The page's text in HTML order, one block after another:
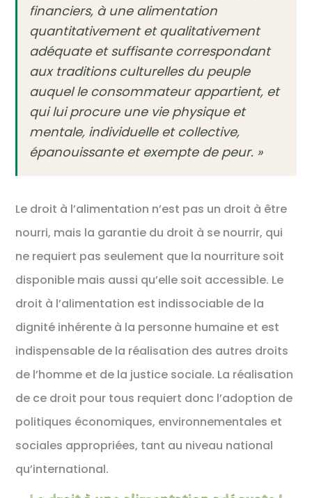
financiers, à une alimentation
quantitativement et qualitativement
adéquate et suffisante correspondant
aux traditions culturelles du peuple
auquel le consommateur appartient, et
qui lui procure une vie physique et
mentale, individuelle et collective,
épanouissante et exempte de peur. »
Le droit à l’alimentation n’est pas un droit à être
nourri, mais la garantie du droit à se nourrir, qui
ne requiert pas seulement que la nourriture soit
disponible mais aussi qu’elle soit accessible. Le
droit à l’alimentation est indissociable de la
dignité inhérente à la personne humaine et est
indispensable de la réalisation des autres droits
de l’homme et de la justice sociale. La réalisation
de ce droit pour tous requiert donc l’adoption de
politiques économiques, environnementales et
sociales appropriées, tant au niveau national
qu’international.